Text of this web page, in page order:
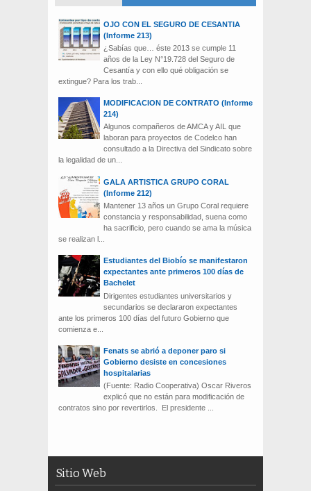
OJO CON EL SEGURO DE CESANTIA
(Informe 213)
¿Sabías que… éste 2013 se cumple 11
años de la Ley N°19.728 del Seguro de
Cesantía y con ello qué obligación se
extingue? Para los trab...
MODIFICACION DE CONTRATO (Informe
214)
Algunos compañeros de AMCA y AIL que
laboran para proyectos de Codelco han
consultado a la Directiva del Sindicato sobre
la legalidad de un...
GALA ARTISTICA GRUPO CORAL
(Informe 212)
Mantener 13 años un Grupo Coral requiere
constancia y responsabilidad, suena como
ha sacrificio, pero cuando se ama la música
se realizan l...
Estudiantes del Biobío se manifestaron
expectantes ante primeros 100 días de
Bachelet
Dirigentes estudiantes universitarios y
secundarios se declararon expectantes
ante los primeros 100 días del futuro Gobierno que
comienza e...
Fenats se abrió a deponer paro si
Gobierno desiste en concesiones
hospitalarias
(Fuente: Radio Cooperativa) Oscar Riveros
explicó que no están para modificación de
contratos sino por revertirlos. El presidente ...
Sitio Web